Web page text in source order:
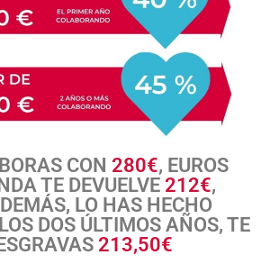
CON 280€, EUROS
TE DEVUELVE212€,
LO HAS HECHO
DOS ÚLTIMOS AÑOS, TE
213,50€